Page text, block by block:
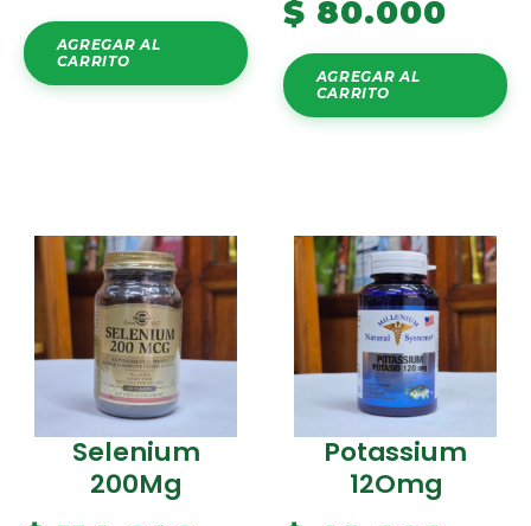
AGREGAR AL
CARRITO
$ 80.000
AGREGAR AL
CARRITO
Selenium
200Mg
Potassium
12Omg